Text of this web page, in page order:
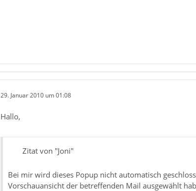
29. Januar 2010 um 01:08
Hallo,
Zitat von "Joni"
Bei mir wird dieses Popup nicht automatisch
Vorschauansicht der betreffenden Mail ausgewählt